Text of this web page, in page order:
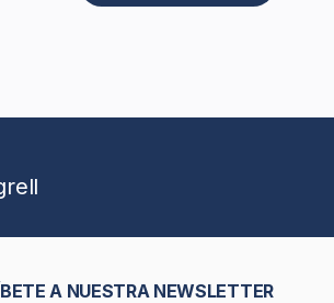
A NUESTRA NEWSLETTER